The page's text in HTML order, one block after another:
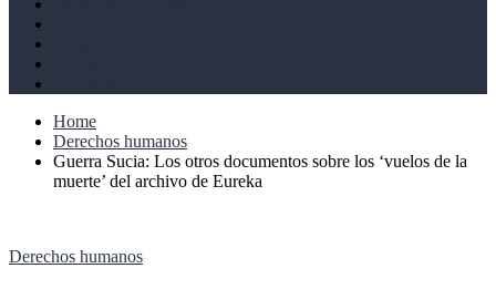
Home
Derechos humanos
Guerra Sucia: Los otros documentos sobre los ‘vuelos de la
muerte’ del archivo de Eureka
Derechos humanos